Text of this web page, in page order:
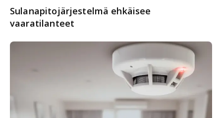
Sulanapitojärjestelmä ehkäisee
vaaratilanteet